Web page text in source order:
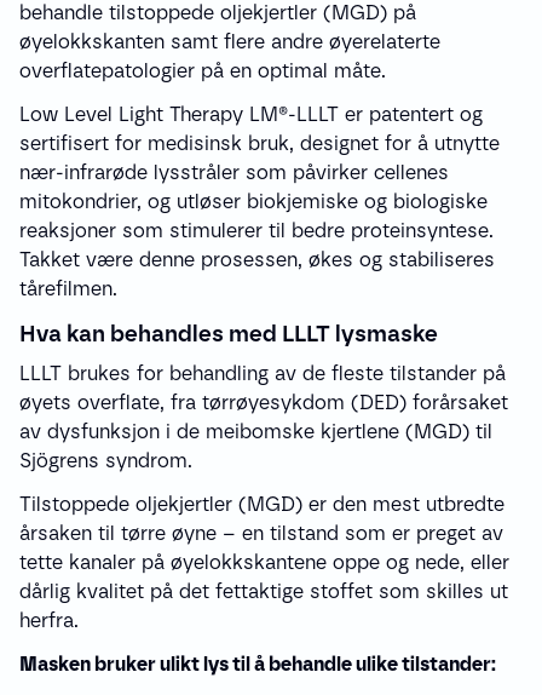
behandle tilstoppede oljekjertler (MGD) på
øyelokkskanten samt flere andre øyerelaterte
overflatepatologier på en optimal måte.
Low Level Light Therapy LM®-LLLT er patentert og
sertifisert for medisinsk bruk, designet for å utnytte
nær-infrarøde lysstråler som påvirker cellenes
mitokondrier, og utløser biokjemiske og biologiske
reaksjoner som stimulerer til bedre proteinsyntese.
Takket være denne prosessen, økes og stabiliseres
tårefilmen.
Hva kan behandles med LLLT lysmaske
LLLT brukes for behandling av de fleste tilstander på
øyets overflate, fra tørrøyesykdom (DED) forårsaket
av dysfunksjon i de meibomske kjertlene (MGD) til
Sjögrens syndrom.
Tilstoppede oljekjertler (MGD) er den mest utbredte
årsaken til tørre øyne – en tilstand som er preget av
tette kanaler på øyelokkskantene oppe og nede, eller
dårlig kvalitet på det fettaktige stoffet som skilles ut
herfra.
Masken bruker ulikt lys til å behandle ulike tilstander: